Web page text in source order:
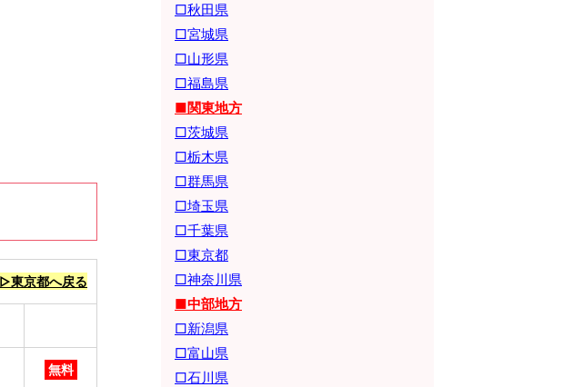
▷東京都へ戻る
無料
□秋田県
□宮城県
□山形県
□福島県
■関東地方
□茨城県
□栃木県
□群馬県
□埼玉県
□千葉県
□東京都
□神奈川県
■中部地方
□新潟県
□富山県
□石川県